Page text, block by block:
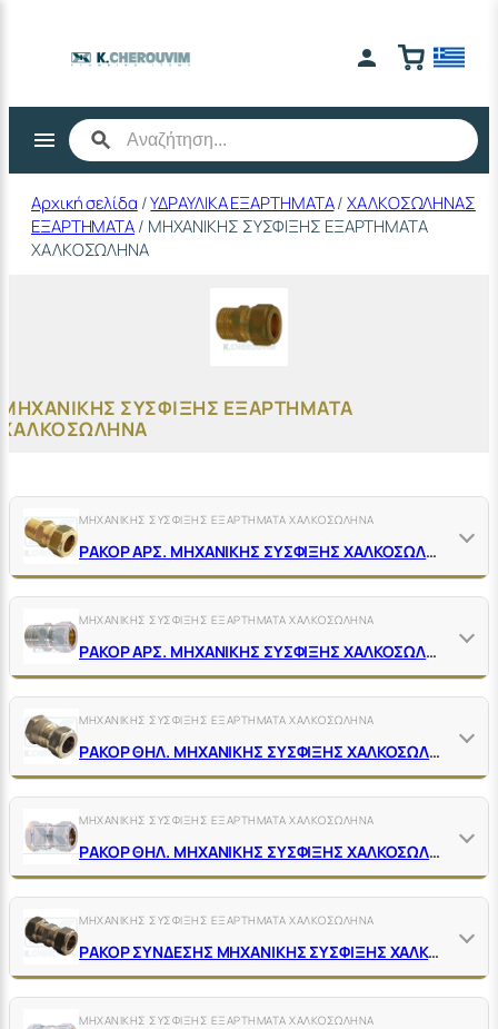
περιεχόμενο
Αρχική σελίδα /ΥΔΡΑΥΛΙΚΑ ΕΞΑΡΤΗΜΑΤΑ/ΧΑΛΚΟΣΩΛΗΝΑΣ
ΕΞΑΡΤΗΜΑΤΑ/ ΜΗΧΑΝΙΚΗΣ ΣΥΣΦΙΞΗΣ ΕΞΑΡΤΗΜΑΤΑ
ΧΑΛΚΟΣΩΛΗΝΑ
ΜΗΧΑΝΙΚΗΣ ΣΥΣΦΙΞΗΣ ΕΞΑΡΤΗΜΑΤΑ
ΧΑΛΚΟΣΩΛΗΝΑ
ΜΗΧΑΝΙΚΗΣ ΣΥΣΦΙΞΗΣ ΕΞΑΡΤΗΜΑΤΑ ΧΑΛΚΟΣΩΛΗΝΑ
ΡΑΚΟΡ ΑΡΣ. ΜΗΧΑΝΙΚΗΣ ΣΥΣΦΙΞΗΣ ΧΑΛΚΟΣΩΛΗΝΑ ΟΡΕΙΧΑΛΚΙΝΑ ΚΙΤΡΙΝΑ
ΜΗΧΑΝΙΚΗΣ ΣΥΣΦΙΞΗΣ ΕΞΑΡΤΗΜΑΤΑ ΧΑΛΚΟΣΩΛΗΝΑ
ΡΑΚΟΡ ΑΡΣ. ΜΗΧΑΝΙΚΗΣ ΣΥΣΦΙΞΗΣ ΧΑΛΚΟΣΩΛΗΝΑ ΟΡΕΙΧΑΛΚΙΝΑ NIKEΛ
ΜΗΧΑΝΙΚΗΣ ΣΥΣΦΙΞΗΣ ΕΞΑΡΤΗΜΑΤΑ ΧΑΛΚΟΣΩΛΗΝΑ
ΡΑΚΟΡ ΘΗΛ. ΜΗΧΑΝΙΚΗΣ ΣΥΣΦΙΞΗΣ ΧΑΛΚΟΣΩΛΗΝΑ ΟΡΕΙΧΑΛΚΙΝΑ ΚΙΤΡΙΝΑ
ΜΗΧΑΝΙΚΗΣ ΣΥΣΦΙΞΗΣ ΕΞΑΡΤΗΜΑΤΑ ΧΑΛΚΟΣΩΛΗΝΑ
ΡΑΚΟΡ ΘΗΛ. ΜΗΧΑΝΙΚΗΣ ΣΥΣΦΙΞΗΣ ΧΑΛΚΟΣΩΛΗΝΑ ΟΡΕΙΧΑΛΚΙΝΑ ΝΙΚΕΛ
ΜΗΧΑΝΙΚΗΣ ΣΥΣΦΙΞΗΣ ΕΞΑΡΤΗΜΑΤΑ ΧΑΛΚΟΣΩΛΗΝΑ
ΡΑΚΟΡ ΣΥΝΔΕΣΗΣ ΜΗΧΑΝΙΚΗΣ ΣΥΣΦΙΞΗΣ ΧΑΛΚΟΣΩΛΗΝΑ ΟΡΕΙΧΑΛΚΙΝΑ ΚΙΤΡΙΝΑ
ΜΗΧΑΝΙΚΗΣ ΣΥΣΦΙΞΗΣ ΕΞΑΡΤΗΜΑΤΑ ΧΑΛΚΟΣΩΛΗΝΑ